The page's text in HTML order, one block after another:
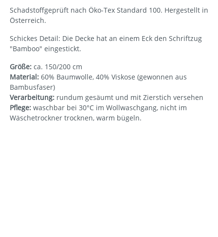
Schadstoffgeprüft nach Öko-Tex Standard 100. Hergestellt in
Österreich.
Schickes Detail: Die Decke hat an einem Eck den Schriftzug
"Bamboo" eingestickt.
Größe: ca. 150/200 cm
Material: 60% Baumwolle, 40% Viskose (gewonnen aus
Bambusfaser)
Verarbeitung: rundum gesäumt und mit Zierstich versehen
Pflege: waschbar bei 30°C im Wollwaschgang, nicht im
Wäschetrockner trocknen, warm bügeln.